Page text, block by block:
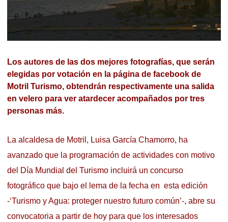
Los autores de las dos mejores fotografías, que serán
elegidas por votación en la página de facebook de
Motril Turismo, obtendrán respectivamente una salida
en velero para ver atardecer acompañados por tres
personas más.
La alcaldesa de Motril, Luisa García Chamorro, ha
avanzado que la programación de actividades con motivo
del Día Mundial del Turismo incluirá un concurso
fotográfico que bajo el lema de la fecha en esta edición
-‘Turismo y Agua: proteger nuestro futuro común’-, abre su
convocatoria a partir de hoy para que los interesados